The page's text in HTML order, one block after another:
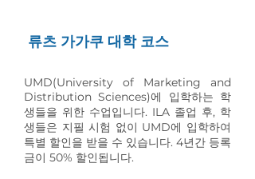
류츠 가가쿠 대학 코스
UMD(University of Marketing and
Distribution Sciences)에 입학하는 학
생들을 위한 수업입니다. ILA 졸업 후, 학
생들은 지필 시험 없이 UMD에 입학하여
특별 할인을 받을 수 있습니다. 4년간 등록
금이 50% 할인됩니다.